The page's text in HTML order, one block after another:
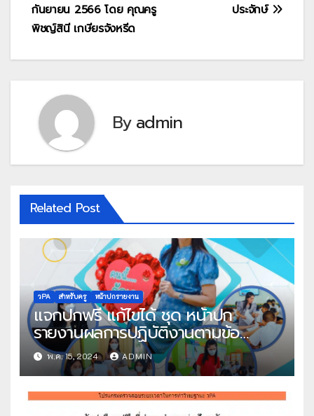
ประจักษ์
กันยายน 2566 โดย คุณครู
พิชญ์สินี เกษียรจังหรีด
Byadmin
Related Post
วPA สำหรับครู หน้าปกรายงาน
แจกปกฟรี แก้ไขได้ ชุด หน้าปก
รายงานผลการปฏิบัติงานตามข้อ
ตกลง(PA) สำหรับข้าราชการครูและ
บุคลากรทางการศึกษา ตำแหน่ง ครู
ไฟล์ Power Point แก้ไขได้ โดย
คุณครูละออ กองรส
พ.ค. 15, 2024 ADMIN